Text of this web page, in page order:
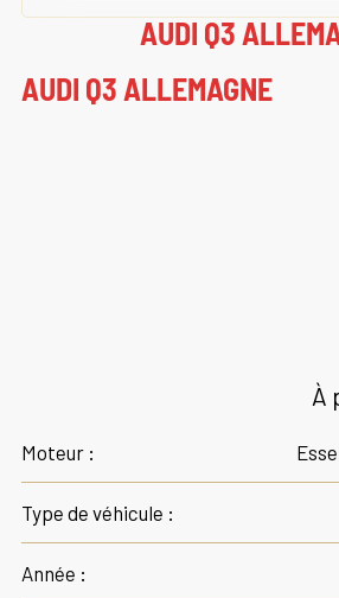
AUDI Q3
AUDI Q3 ALLEMAGNE
À
Moteur :
Type de véhicule :
Année :